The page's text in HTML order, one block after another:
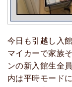
今日も引越し入
マイカーで家族
ンの新入館生全
内は平時モード